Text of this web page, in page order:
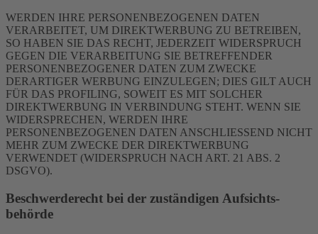
WERDEN IHRE PERSONENBEZOGENEN DATEN
VERARBEITET, UM DIREKTWERBUNG ZU BETREIBEN,
SO HABEN SIE DAS RECHT, JEDERZEIT WIDERSPRUCH
GEGEN DIE VERARBEITUNG SIE BETREFFENDER
PERSONENBEZOGENER DATEN ZUM ZWECKE
DERARTIGER WERBUNG EINZULEGEN; DIES GILT AUCH
FÜR DAS PROFILING, SOWEIT ES MIT SOLCHER
DIREKTWERBUNG IN VERBINDUNG STEHT. WENN SIE
WIDERSPRECHEN, WERDEN IHRE
PERSONENBEZOGENEN DATEN ANSCHLIESSEND NICHT
MEHR ZUM ZWECKE DER DIREKTWERBUNG
VERWENDET (WIDERSPRUCH NACH ART. 21 ABS. 2
DSGVO).
Beschwerde­recht bei der zuständigen Aufsichts­
behörde